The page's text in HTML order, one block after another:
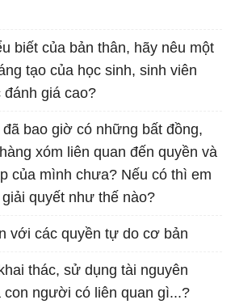
biết của bản thân, hãy nêu một
tạo của học sinh, sinh viên
giá cao?
bao giờ có những bất đồng,
xóm liên quan đến quyền và
của mình chưa? Nếu có thì em
quyết như thế nào?
với các quyền tự do cơ bản
thác, sử dụng tài nguyên
con người có liên quan gì...?